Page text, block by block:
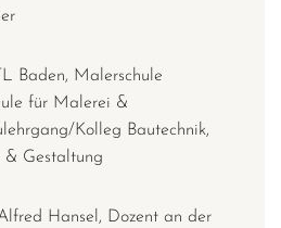
Baden, Malerschule
für Malerei &
Kolleg Bautechnik,
& Gestaltung
Hansel, Dozent an der